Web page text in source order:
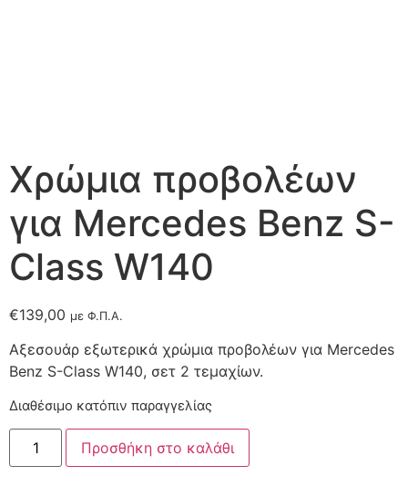
Χρώμια προβολέων
για Mercedes Benz S-
Class W140
€139,00 με Φ.Π.Α.
Αξεσουάρ εξωτερικά χρώμια προβολέων για Mercedes
Benz S-Class W140, σετ 2 τεμαχίων.
Διαθέσιμο κατόπιν παραγγελίας
Προσθήκη στο καλάθι